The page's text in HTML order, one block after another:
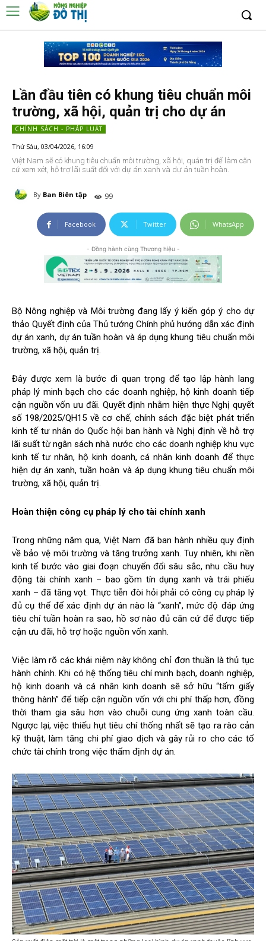
Lần đầu tiên có khung tiêu chuẩn môi
trường, xã hội, quản trị cho dự án
CHÍNH SÁCH - PHÁP LUẬT
Thứ Sáu, 03/04/2026, 16:09
Việt Nam sẽ có khung tiêu chuẩn môi trường, xã hội, quản trị để làm căn
cứ xem xét, hỗ trợ lãi suất đối với dự án xanh và dự án tuần hoàn.
By Ban Biên tập 99
Facebook Twitter WhatsApp
- Đồng hành cùng Thương hiệu -
Bộ Nông nghiệp và Môi trường đang lấy ý kiến góp ý cho dự
thảo Quyết định của Thủ tướng Chính phủ hướng dẫn xác định
dự án xanh, dự án tuần hoàn và áp dụng khung tiêu chuẩn môi
trường, xã hội, quản trị.
Đây được xem là bước đi quan trọng để tạo lập hành lang
pháp lý minh bạch cho các doanh nghiệp, hộ kinh doanh tiếp
cận nguồn vốn ưu đãi. Quyết định nhằm hiện thực Nghị quyết
số 198/2025/QH15 về cơ chế, chính sách đặc biệt phát triển
kinh tế tư nhân do Quốc hội ban hành và Nghị định về hỗ trợ
lãi suất từ ngân sách nhà nước cho các doanh nghiệp khu vực
kinh tế tư nhân, hộ kinh doanh, cá nhân kinh doanh để thực
hiện dự án xanh, tuần hoàn và áp dụng khung tiêu chuẩn môi
trường, xã hội, quản trị.
Hoàn thiện công cụ pháp lý cho tài chính xanh
Trong những năm qua, Việt Nam đã ban hành nhiều quy định
về bảo vệ môi trường và tăng trưởng xanh. Tuy nhiên, khi nền
kinh tế bước vào giai đoạn chuyển đổi sâu sắc, nhu cầu huy
động tài chính xanh – bao gồm tín dụng xanh và trái phiếu
xanh – đã tăng vọt. Thực tiễn đòi hỏi phải có công cụ pháp lý
đủ cụ thể để xác định dự án nào là “xanh”, mức độ đáp ứng
tiêu chí tuần hoàn ra sao, hồ sơ nào đủ căn cứ để được tiếp
cận ưu đãi, hỗ trợ hoặc nguồn vốn xanh.
Việc làm rõ các khái niệm này không chỉ đơn thuần là thủ tục
hành chính. Khi có hệ thống tiêu chí minh bạch, doanh nghiệp,
hộ kinh doanh và cá nhân kinh doanh sẽ sở hữu “tấm giấy
thông hành” để tiếp cận nguồn vốn với chi phí thấp hơn, đồng
thời tham gia sâu hơn vào chuỗi cung ứng xanh toàn cầu.
Ngược lại, việc thiếu hụt tiêu chí thống nhất sẽ tạo ra rào cản
kỹ thuật, làm tăng chi phí giao dịch và gây rủi ro cho các tổ
chức tài chính trong việc thẩm định dự án.